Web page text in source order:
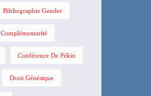
Bibliographie Gender
Complémentarité
Conférence De Pékin
Droit Génésique